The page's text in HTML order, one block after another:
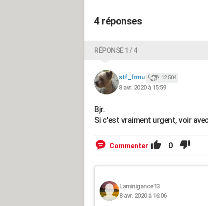
4 réponses
RÉPONSE 1 / 4
stf_frmu 12 504
8 avr. 2020 à 15:59
Bjr.
Si c'est vraiment urgent, voir
Commenter 0
Laminigance13
8 avr. 2020 à 16:06